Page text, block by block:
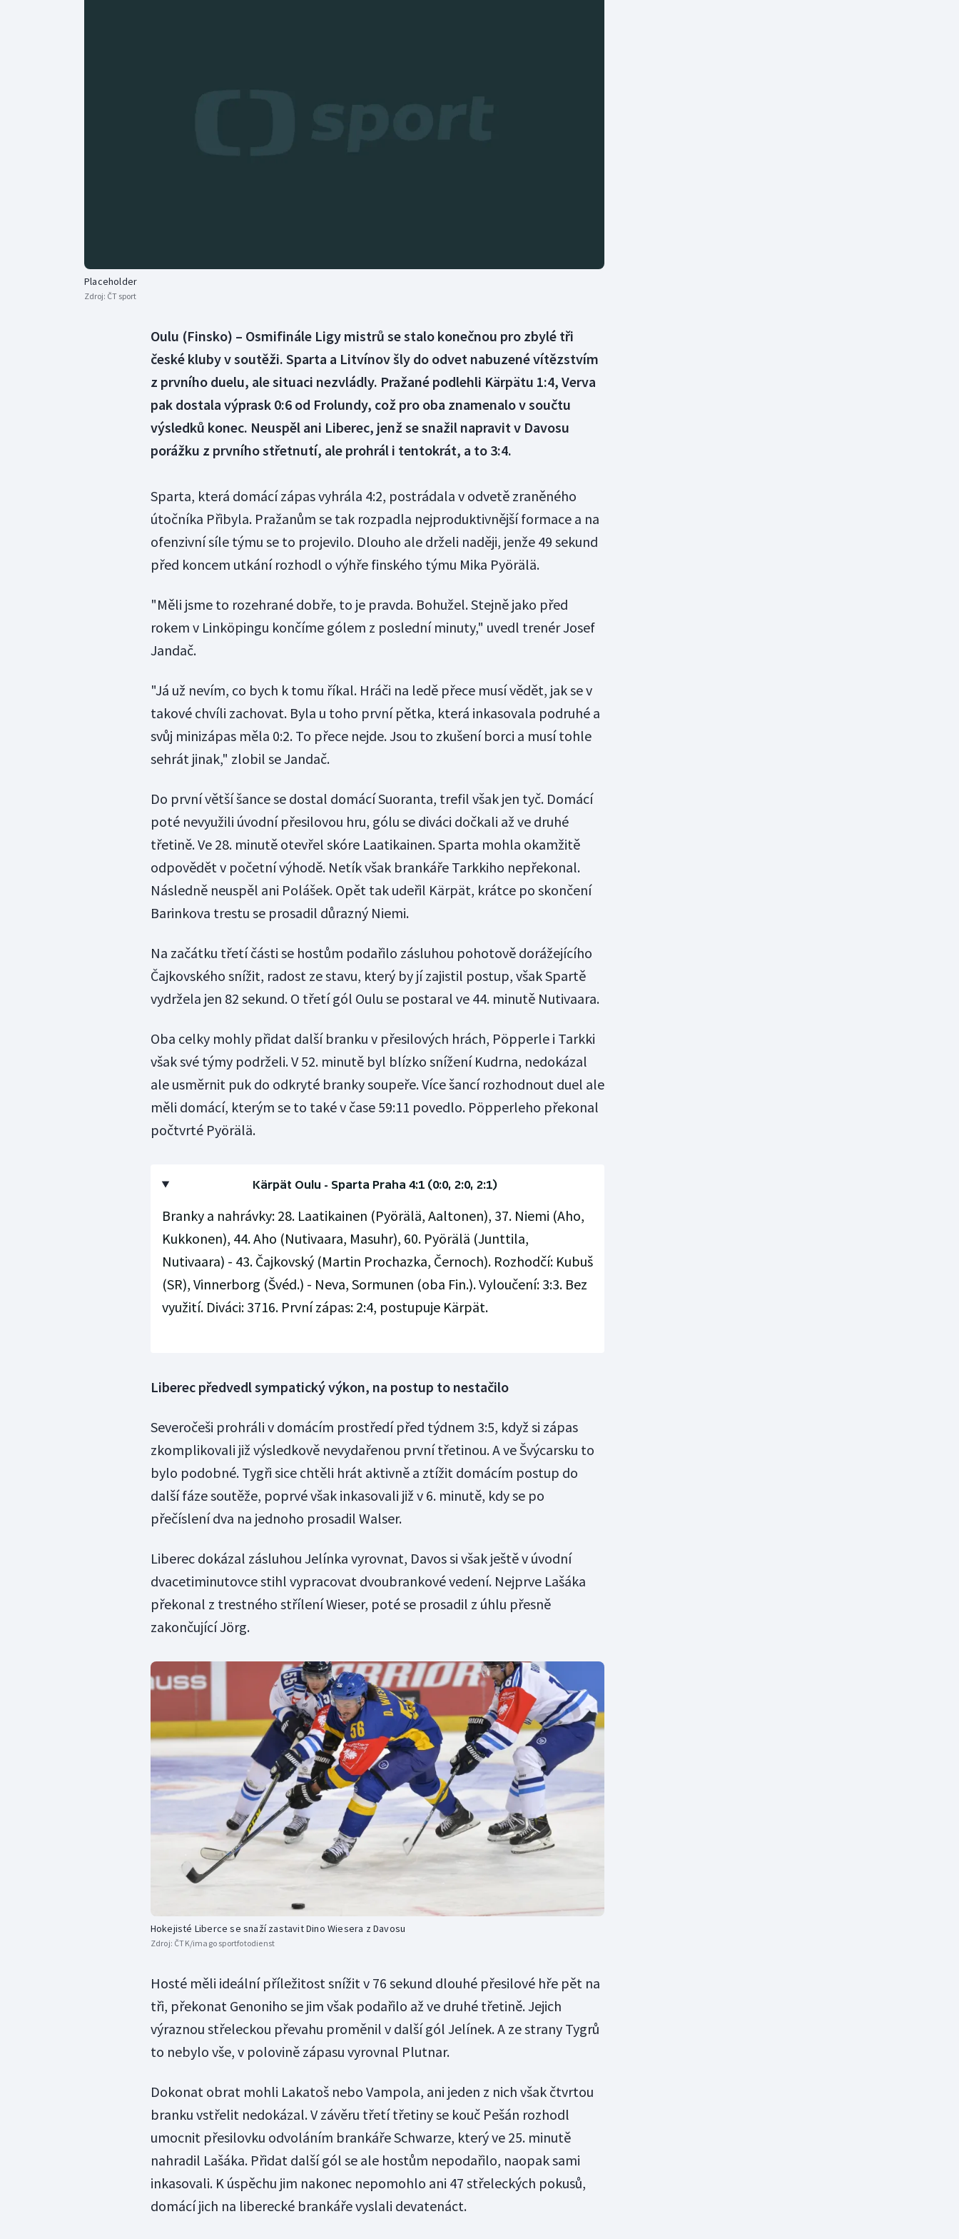
Parasport
Placeholder
Zdroj: ČT sport
Oulu (Finsko) – Osmifinále Ligy mistrů se stalo konečnou pro zbylé tři
české kluby v soutěži. Sparta a Litvínov šly do odvet nabuzené vítězstvím
z prvního duelu, ale situaci nezvládly. Pražané podlehli Kärpätu 1:4, Verva
pak dostala výprask 0:6 od Frolundy, což pro oba znamenalo v součtu
výsledků konec. Neuspěl ani Liberec, jenž se snažil napravit v Davosu
porážku z prvního střetnutí, ale prohrál i tentokrát, a to 3:4.
Sparta, která domácí zápas vyhrála 4:2, postrádala v odvetě zraněného
útočníka Přibyla. Pražanům se tak rozpadla nejproduktivnější formace a na
ofenzivní síle týmu se to projevilo. Dlouho ale drželi naději, jenže 49 sekund
před koncem utkání rozhodl o výhře finského týmu Mika Pyörälä.
"Měli jsme to rozehrané dobře, to je pravda. Bohužel. Stejně jako před
rokem v Linköpingu končíme gólem z poslední minuty," uvedl trenér Josef
Jandač.
"Já už nevím, co bych k tomu říkal. Hráči na ledě přece musí vědět, jak se v
takové chvíli zachovat. Byla u toho první pětka, která inkasovala podruhé a
svůj minizápas měla 0:2. To přece nejde. Jsou to zkušení borci a musí tohle
sehrát jinak," zlobil se Jandač.
Do první větší šance se dostal domácí Suoranta, trefil však jen tyč. Domácí
poté nevyužili úvodní přesilovou hru, gólu se diváci dočkali až ve druhé
třetině. Ve 28. minutě otevřel skóre Laatikainen. Sparta mohla okamžitě
odpovědět v početní výhodě. Netík však brankáře Tarkkiho nepřekonal.
Následně neuspěl ani Polášek. Opět tak udeřil Kärpät, krátce po skončení
Barinkova trestu se prosadil důrazný Niemi.
Na začátku třetí části se hostům podařilo zásluhou pohotově dorážejícího
Čajkovského snížit, radost ze stavu, který by jí zajistil postup, však Spartě
vydržela jen 82 sekund. O třetí gól Oulu se postaral ve 44. minutě Nutivaara.
Oba celky mohly přidat další branku v přesilových hrách, Pöpperle i Tarkki
však své týmy podrželi. V 52. minutě byl blízko snížení Kudrna, nedokázal
ale usměrnit puk do odkryté branky soupeře. Více šancí rozhodnout duel ale
měli domácí, kterým se to také v čase 59:11 povedlo. Pöpperleho překonal
počtvrté Pyörälä.
Kärpät Oulu - Sparta Praha 4:1 (0:0, 2:0, 2:1)
Branky a nahrávky: 28. Laatikainen (Pyörälä, Aaltonen), 37. Niemi (Aho,
Kukkonen), 44. Aho (Nutivaara, Masuhr), 60. Pyörälä (Junttila,
Nutivaara) - 43. Čajkovský (Martin Prochazka, Černoch). Rozhodčí: Kubuš
(SR), Vinnerborg (Švéd.) - Neva, Sormunen (oba Fin.). Vyloučení: 3:3. Bez
využití. Diváci: 3716. První zápas: 2:4, postupuje Kärpät.
Liberec předvedl sympatický výkon, na postup to nestačilo
Severočeši prohráli v domácím prostředí před týdnem 3:5, když si zápas
zkomplikovali již výsledkově nevydařenou první třetinou. A ve Švýcarsku to
bylo podobné. Tygři sice chtěli hrát aktivně a ztížit domácím postup do
další fáze soutěže, poprvé však inkasovali již v 6. minutě, kdy se po
přečíslení dva na jednoho prosadil Walser.
Liberec dokázal zásluhou Jelínka vyrovnat, Davos si však ještě v úvodní
dvacetiminutovce stihl vypracovat dvoubrankové vedení. Nejprve Lašáka
překonal z trestného střílení Wieser, poté se prosadil z úhlu přesně
zakončující Jörg.
Hokejisté Liberce se snaží zastavit Dino Wiesera z Davosu
Zdroj: ČTK/imago sportfotodienst
Hosté měli ideální příležitost snížit v 76 sekund dlouhé přesilové hře pět na
tři, překonat Genoniho se jim však podařilo až ve druhé třetině. Jejich
výraznou střeleckou převahu proměnil v další gól Jelínek. A ze strany Tygrů
to nebylo vše, v polovině zápasu vyrovnal Plutnar.
Dokonat obrat mohli Lakatoš nebo Vampola, ani jeden z nich však čtvrtou
branku vstřelit nedokázal. V závěru třetí třetiny se kouč Pešán rozhodl
umocnit přesilovku odvoláním brankáře Schwarze, který ve 25. minutě
nahradil Lašáka. Přidat další gól se ale hostům nepodařilo, naopak sami
inkasovali. K úspěchu jim nakonec nepomohlo ani 47 střeleckých pokusů,
domácí jich na liberecké brankáře vyslali devatenáct.